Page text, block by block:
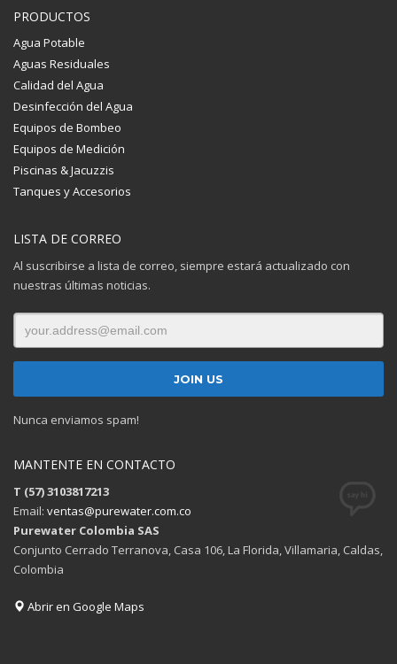
PRODUCTOS
Agua Potable
Aguas Residuales
Calidad del Agua
Desinfección del Agua
Equipos de Bombeo
Equipos de Medición
Piscinas & Jacuzzis
Tanques y Accesorios
LISTA DE CORREO
Al suscribirse a lista de correo, siempre estará actualizado con
nuestras últimas noticias.
Nunca enviamos spam!
MANTENTE EN CONTACTO
T (57) 3103817213
Email: ventas@purewater.com.co
Purewater Colombia SAS
Conjunto Cerrado Terranova, Casa 106, La Florida, Villamaria, Caldas,
Colombia
Abrir en Google Maps